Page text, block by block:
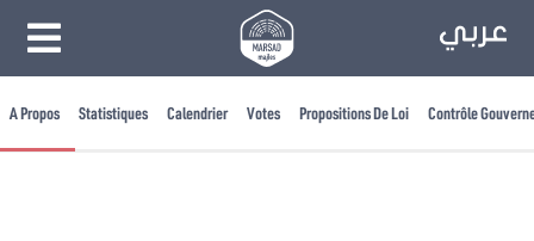
A Propos Statistiques Calendrier Votes Propositions De Loi Contrôle